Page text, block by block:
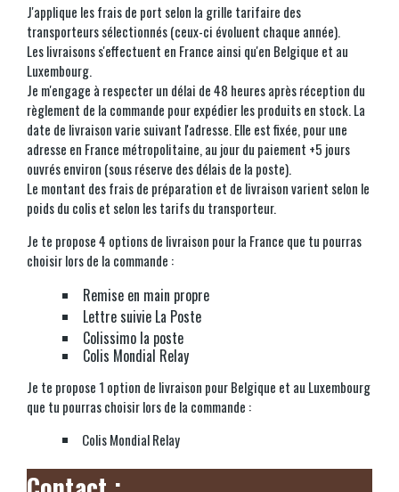
J'applique les frais de port selon la grille tarifaire des
transporteurs sélectionnés (ceux-ci évoluent chaque année).
Les livraisons s'effectuent en France ainsi qu'en Belgique et au
Luxembourg.
Je m'engage à respecter un délai de 48 heures après réception du
règlement de la commande pour expédier les produits en stock. La
date de livraison varie suivant l'adresse. Elle est fixée, pour une
adresse en France métropolitaine, au jour du paiement +5 jours
ouvrés environ (sous réserve des délais de la poste).
Le montant des frais de préparation et de livraison varient selon le
poids du colis et selon les tarifs du transporteur.
Je te propose 4 options de livraison pour la France que tu pourras
choisir lors de la commande :
Remise en main propre
Lettre suivie La Poste
Colissimo la poste
Colis Mondial Relay
Je te propose 1 option de livraison pour Belgique et au Luxembourg
que tu pourras choisir lors de la commande :
Colis Mondial Relay